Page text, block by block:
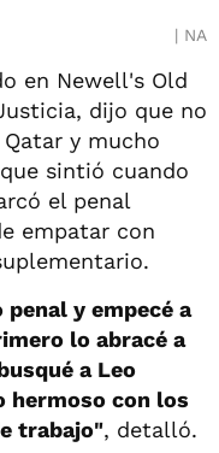
NA
en Newell's Old
dijo que no
y mucho
sintió cuando
el penal
empatar con
y empecé a
lo abracé a
a Leo
hermoso con los
trabajo", detalló.